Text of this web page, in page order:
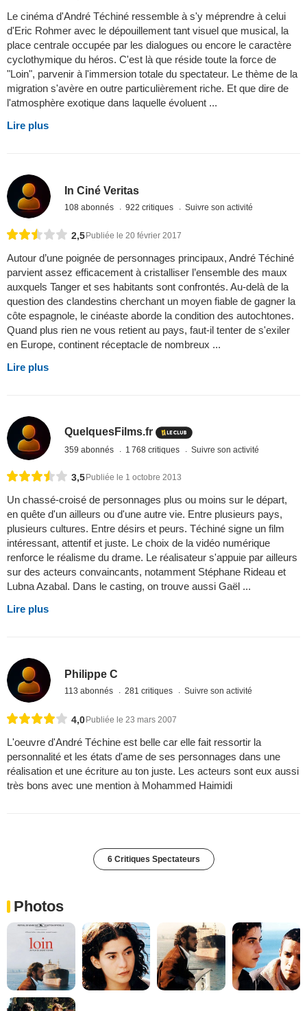
Le cinéma d'André Téchiné ressemble à s'y méprendre à celui
d'Eric Rohmer avec le dépouillement tant visuel que musical, la
place centrale occupée par les dialogues ou encore le caractère
cyclothymique du héros. C'est là que réside toute la force de
"Loin", parvenir à l'immersion totale du spectateur. Le thème de la
migration s'avère en outre particulièrement riche. Et que dire de
l'atmosphère exotique dans laquelle évoluent ...
Lire plus
In Ciné Veritas
108 abonnés 922 critiques Suivre son activité
2,5 Publiée le 20 février 2017
Autour d’une poignée de personnages principaux, André Téchiné
parvient assez efficacement à cristalliser l’ensemble des maux
auxquels Tanger et ses habitants sont confrontés. Au-delà de la
question des clandestins cherchant un moyen fiable de gagner la
côte espagnole, le cinéaste aborde la condition des autochtones.
Quand plus rien ne vous retient au pays, faut-il tenter de s'exiler
en Europe, continent réceptacle de nombreux ...
Lire plus
QuelquesFilms.fr
359 abonnés 1 768 critiques Suivre son activité
3,5 Publiée le 1 octobre 2013
Un chassé-croisé de personnages plus ou moins sur le départ,
en quête d'un ailleurs ou d'une autre vie. Entre plusieurs pays,
plusieurs cultures. Entre désirs et peurs. Téchiné signe un film
intéressant, attentif et juste. Le choix de la vidéo numérique
renforce le réalisme du drame. Le réalisateur s'appuie par ailleurs
sur des acteurs convaincants, notamment Stéphane Rideau et
Lubna Azabal. Dans le casting, on trouve aussi Gaël ...
Lire plus
Philippe C
113 abonnés 281 critiques Suivre son activité
4,0Publiée le 23 mars 2007
L'oeuvre d'André Téchine est belle car elle fait ressortir la
personnalité et les états d'ame de ses personnages dans une
réalisation et une écriture au ton juste. Les acteurs sont eux aussi
très bons avec une mention à Mohammed Haimidi
6 Critiques Spectateurs
Photos